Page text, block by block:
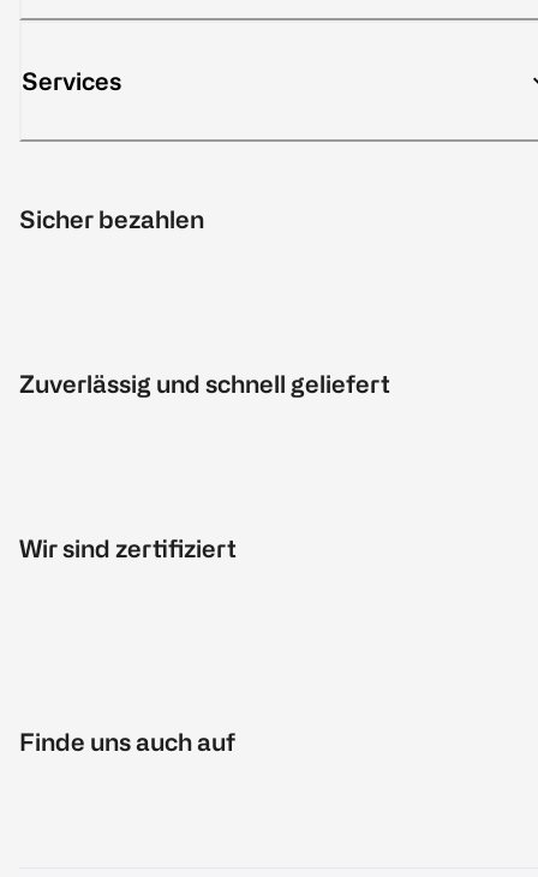
Services
Sicher bezahlen
Zuverlässig und schnell geliefert
Wir sind zertifiziert
Finde uns auch auf